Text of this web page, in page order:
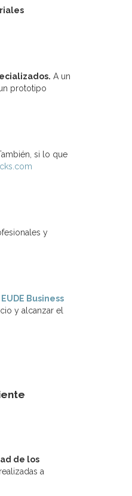
A un
prototipo
si lo que
y
EUDE Business
y alcanzar el
de los
a